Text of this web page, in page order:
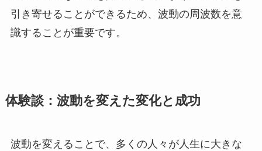
引き寄せることができるため、波動の周波数を意
識することが重要です。
体験談：波動を変えた変化と成功
波動を変えることで、多くの人々が人生に大きな